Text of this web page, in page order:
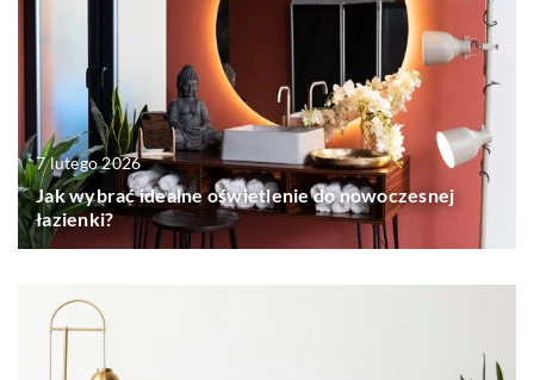
7 lutego 2026
Jak wybrać idealne oświetlenie do nowoczesnej
łazienki?